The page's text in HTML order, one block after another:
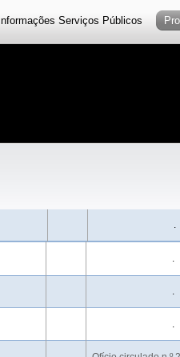
Informações Serviços Públicos
.
.
.
.